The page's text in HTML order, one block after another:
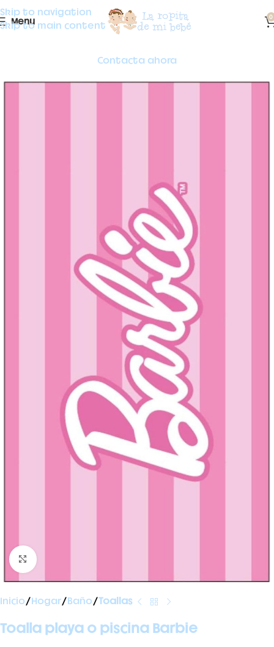
Skip to navigation
Skip to main content
Menu 0
Contacta ahora
Ampliar foto
Inicio Hogar Baño Toallas
Toalla playa o piscina Barbie